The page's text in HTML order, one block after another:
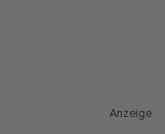
Anzeige